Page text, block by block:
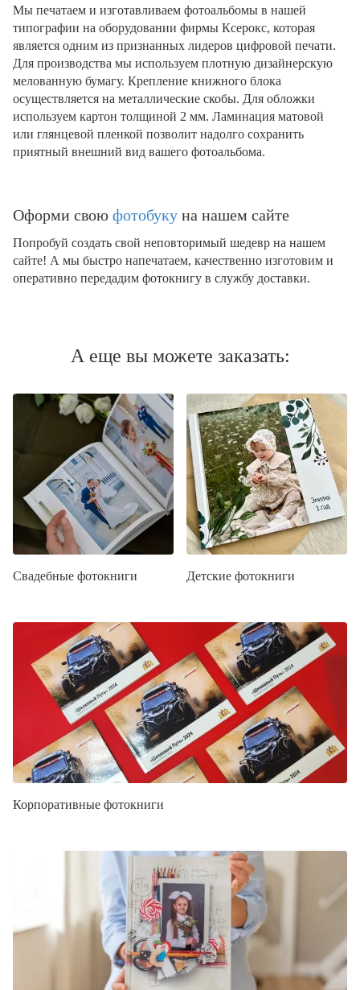
Мы печатаем и изготавливаем фотоальбомы в нашей
типографии на оборудовании фирмы Ксерокс, которая
является одним из признанных лидеров цифровой печати.
Для производства мы используем плотную дизайнерскую
мелованную бумагу. Крепление книжного блока
осуществляется на металлические скобы. Для обложки
используем картон толщиной 2 мм. Ламинация матовой
или глянцевой пленкой позволит надолго сохранить
приятный внешний вид вашего фотоальбома.
Оформи свою фотобуку на нашем сайте
Попробуй создать свой неповторимый шедевр на нашем
сайте! А мы быстро напечатаем, качественно изготовим и
оперативно передадим фотокнигу в службу доставки.
А еще вы можете заказать:
Свадебные фотокниги Детские фотокниги
Корпоративные фотокниги